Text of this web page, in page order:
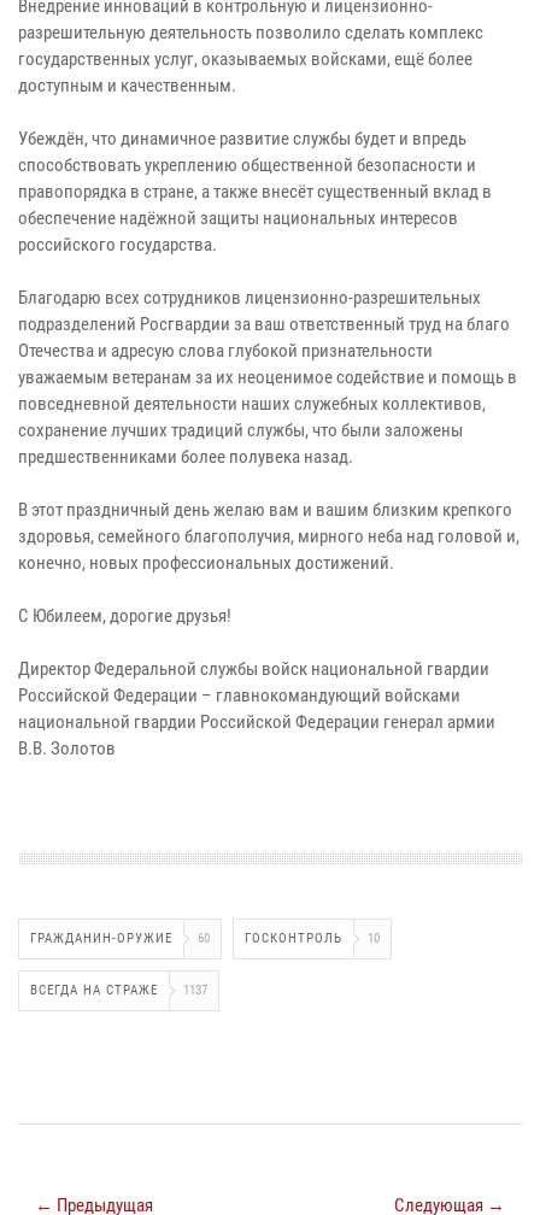
Внедрение инноваций в контрольную и лицензионно-
разрешительную деятельность позволило сделать комплекс
государственных услуг, оказываемых войсками, ещё более
доступным и качественным.
Убеждён, что динамичное развитие службы будет и впредь
способствовать укреплению общественной безопасности и
правопорядка в стране, а также внесёт существенный вклад в
обеспечение надёжной защиты национальных интересов
российского государства.
Благодарю всех сотрудников лицензионно-разрешительных
подразделений Росгвардии за ваш ответственный труд на благо
Отечества и адресую слова глубокой признательности
уважаемым ветеранам за их неоценимое содействие и помощь в
повседневной деятельности наших служебных коллективов,
сохранение лучших традиций службы, что были заложены
предшественниками более полувека назад.
В этот праздничный день желаю вам и вашим близким крепкого
здоровья, семейного благополучия, мирного неба над головой и,
конечно, новых профессиональных достижений.
С Юбилеем, дорогие друзья!
Директор Федеральной службы войск национальной гвардии
Российской Федерации – главнокомандующий войсками
национальной гвардии Российской Федерации генерал армии
В.В. Золотов
ГРАЖДАНИН-ОРУЖИЕ 60 ГОСКОНТРОЛЬ 10
ВСЕГДА НА СТРАЖЕ 1137
← Предыдущая Следующая →